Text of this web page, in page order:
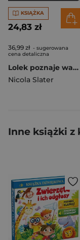
KSIĄŻKA
24,83 zł
36,99 zł - sugerowana
cena detaliczna
Lolek poznaje warsztat. Lolek poznaje
Nicola Slater
Inne książki z